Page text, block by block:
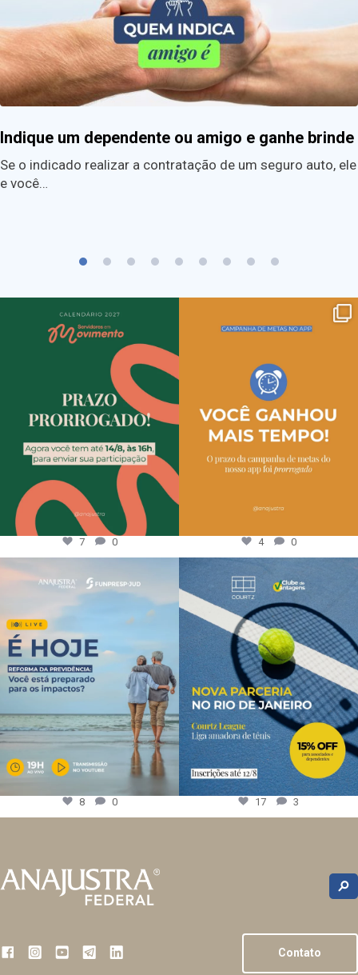
Indique um dependente ou amigo e ganhe brinde
Se o indicado realizar a contratação de um seguro auto, ele
e você…
7 0 4 0
8 0 17 3
Contato